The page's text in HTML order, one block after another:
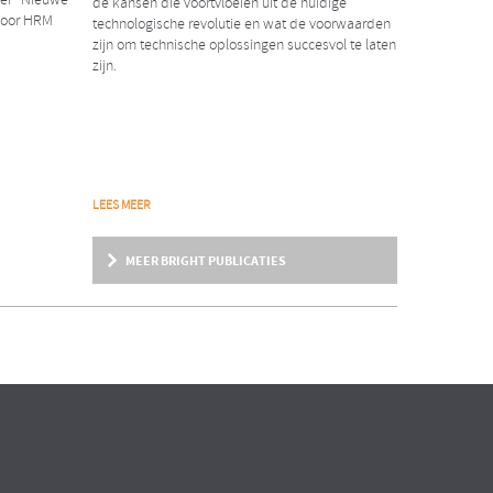
NIEUWS
Erwin Rexwinkel nieuwe
partner Bright & Company
HRM
technologische revolutie en wat de voorwaarden
zijn om technische oplossingen succesvol te laten
zijn.
LEES MEER
MEER BRIGHT PUBLICATIES